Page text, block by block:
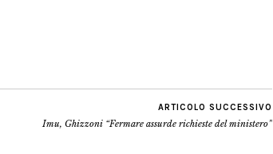
ARTICOLO SUCCESSIVO
Imu, Ghizzoni “Fermare assurde richieste del ministero”